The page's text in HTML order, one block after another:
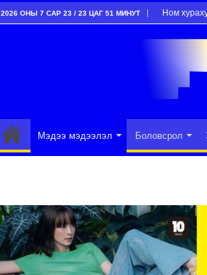
2026 ОНЫ 7 САР 23 / 23 ЦАГ 51 МИНУТ Ном
Мэдээ мэдээлэл Боловсрол